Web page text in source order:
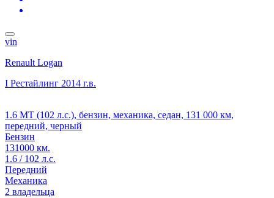
vin
Renault Logan
I Рестайлинг 2014 г.в.
1.6 MT (102 л.с.), бензин, механика, седан, 131 000 км,
передний, черный
Бензин
131000 км.
1.6 / 102 л.с.
Передний
Механика
2 владельца